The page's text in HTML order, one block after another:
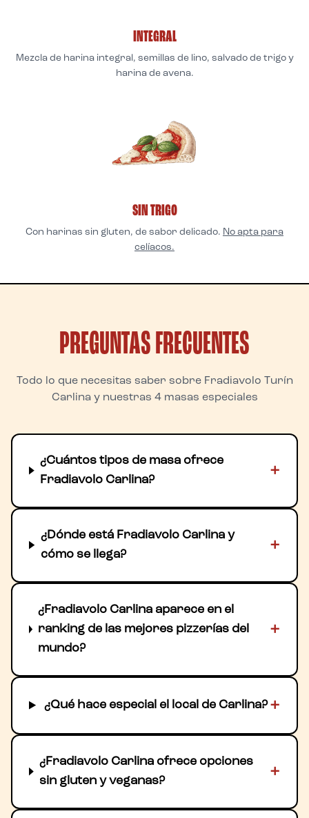
INTEGRAL
Mezcla de harina integral, semillas de lino, salvado de trigo y
harina de avena.
SIN TRIGO
Con harinas sin gluten, de sabor delicado. No apta para
celíacos.
PREGUNTAS FRECUENTES
Todo lo que necesitas saber sobre Fradiavolo Turín
Carlina y nuestras 4 masas especiales
¿Cuántos tipos de masa ofrece
Fradiavolo Carlina?
+
¿Dónde está Fradiavolo Carlina y
cómo se llega?
+
¿Fradiavolo Carlina aparece en el
ranking de las mejores pizzerías del
mundo?
+
¿Qué hace especial el local de Carlina? +
¿Fradiavolo Carlina ofrece opciones
sin gluten y veganas?
+